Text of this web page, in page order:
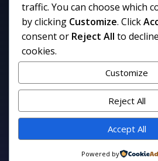
Links uteis
Siga nosso canal
traffic. You can choose which
by clicking Customize. Click
consent or Reject All to
cookies.
Customize
Reject All
Accept All
Powered by